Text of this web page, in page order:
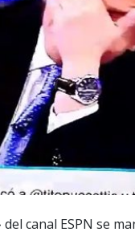
del canal ESPN se